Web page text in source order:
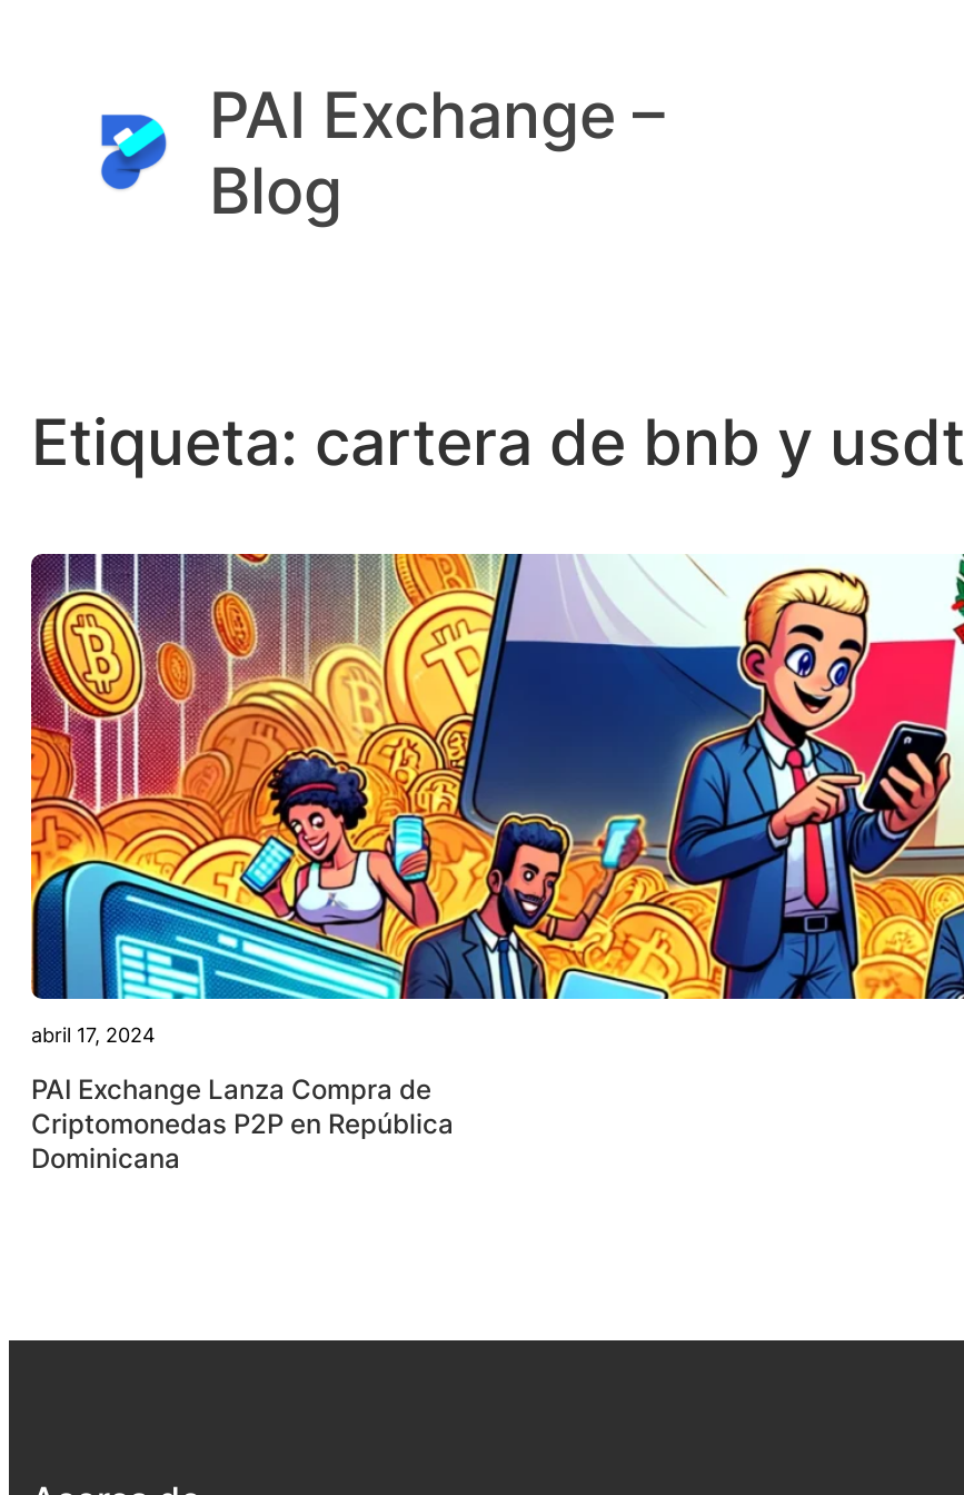
PAI Exchange –
Blog
Etiqueta: cartera de bnb y usdt
abril 17, 2024
PAI Exchange Lanza Compra de
Criptomonedas P2P en República
Dominicana